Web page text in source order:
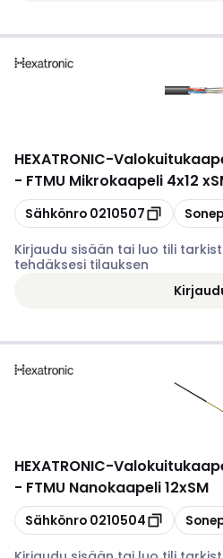
HEXATRONIC-
- FTMU Mikrokaapeli 4x12
Kopioi
Sähkönro 0210507 Kopioi
Kirjaudu sisään tai luo tili
tehdäksesi tilauksen
HEXATRONIC-
- FTMU Nanokaapeli 12xSM
Kopioi
Sähkönro 0210504 Kopioi